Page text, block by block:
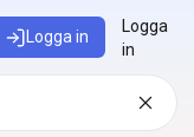
Logga in
Logga
in